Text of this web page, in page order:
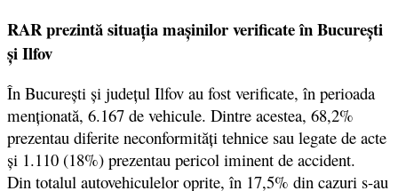
RAR prezintă situația mașinilor verificate în București
și Ilfov
În București și județul Ilfov au fost verificate, în perioada
menționată, 6.167 de vehicule. Dintre acestea, 68,2%
prezentau diferite neconformități tehnice sau legate de acte
și 1.110 (18%) prezentau pericol iminent de accident.
Din totalul autovehiculelor oprite, în 17,5% din cazuri s-au